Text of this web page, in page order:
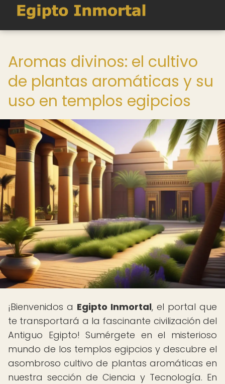
Aromas divinos: el cultivo
de plantas aromáticas y su
uso en templos egipcios
¡Bienvenidos a Egipto Inmortal, el portal que
te transportará a la fascinante civilización del
Antiguo Egipto! Sumérgete en el misterioso
mundo de los templos egipcios y descubre el
asombroso cultivo de plantas aromáticas en
nuestra sección de Ciencia y Tecnología. En